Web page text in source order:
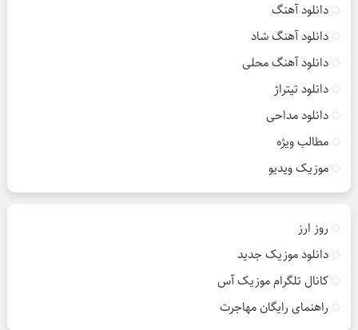
دانلود آهنگ
دانلود آهنگ شاد
دانلود آهنگ محلی
دانلود تیتراژ
دانلود مداحی
مطالب ویژه
موزیک ویدیو
روز ارز
دانلود موزیک جدید
کانال تلگرام موزیک آس
راهنمای رایگان مهاجرت